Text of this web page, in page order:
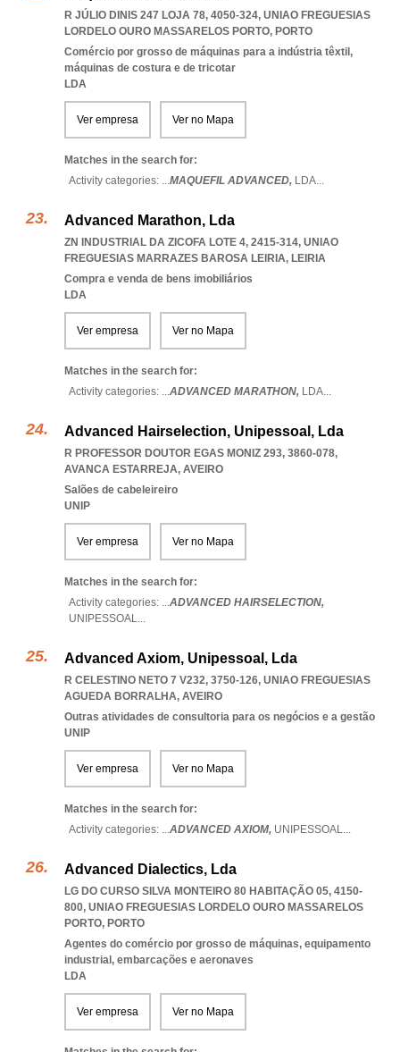
R JÚLIO DINIS 247 LOJA 78, 4050-324, UNIAO FREGUESIAS
LORDELO OURO MASSARELOS PORTO, PORTO
Comércio por grosso de máquinas para a indústria têxtil,
máquinas de costura e de tricotar
LDA
Ver empresa Ver no Mapa
Matches in the search for:
Activity categories: ...MAQUEFIL ADVANCED, LDA...
Advanced Marathon, Lda
ZN INDUSTRIAL DA ZICOFA LOTE 4, 2415-314, UNIAO
FREGUESIAS MARRAZES BAROSA LEIRIA, LEIRIA
Compra e venda de bens imobiliários
LDA
Ver empresa Ver no Mapa
Matches in the search for:
Activity categories: ...ADVANCED MARATHON, LDA...
Advanced Hairselection, Unipessoal, Lda
R PROFESSOR DOUTOR EGAS MONIZ 293, 3860-078,
AVANCA ESTARREJA, AVEIRO
Salões de cabeleireiro
UNIP
Ver empresa Ver no Mapa
Matches in the search for:
Activity categories: ...ADVANCED HAIRSELECTION,
UNIPESSOAL...
Advanced Axiom, Unipessoal, Lda
R CELESTINO NETO 7 V232, 3750-126, UNIAO FREGUESIAS
AGUEDA BORRALHA, AVEIRO
Outras atividades de consultoria para os negócios e a gestão
UNIP
Ver empresa Ver no Mapa
Matches in the search for:
Activity categories: ...ADVANCED AXIOM, UNIPESSOAL...
Advanced Dialectics, Lda
LG DO CURSO SILVA MONTEIRO 80 HABITAÇÃO 05, 4150-
800, UNIAO FREGUESIAS LORDELO OURO MASSARELOS
PORTO, PORTO
Agentes do comércio por grosso de máquinas, equipamento
industrial, embarcações e aeronaves
LDA
Ver empresa Ver no Mapa